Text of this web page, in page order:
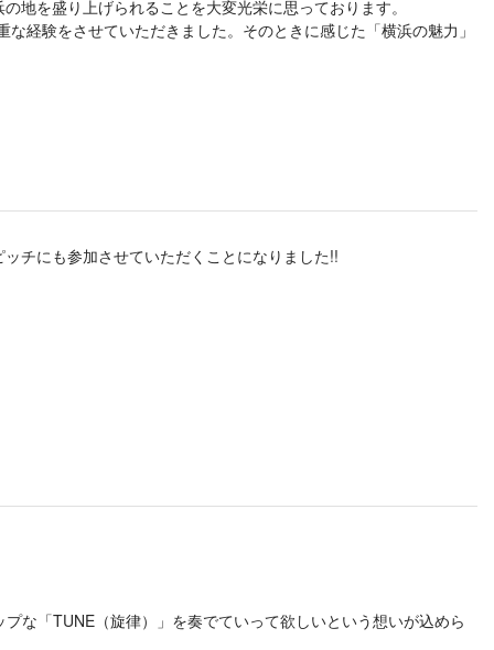
を盛り上げられることを大変光栄に思っております。
経験をさせていただきました。そのときに感じた「横浜の魅力」
チにも参加させていただくことになりました!!
な「TUNE（旋律）」を奏でていって欲しいという想いが込めら